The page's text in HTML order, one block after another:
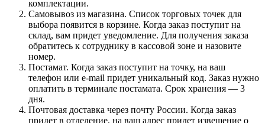
комплектации.
Самовывоз из магазина. Список торговых точек для
выбора появится в корзине. Когда заказ поступит на
склад, вам придет уведомление. Для получения заказа
обратитесь к сотруднику в кассовой зоне и назовите
номер.
Постамат. Когда заказ поступит на точку, на ваш
телефон или e-mail придет уникальный код. Заказ нужно
оплатить в терминале постамата. Срок хранения — 3
дня.
Почтовая доставка через почту России. Когда заказ
придет в отделение, на ваш адрес придет извещение о